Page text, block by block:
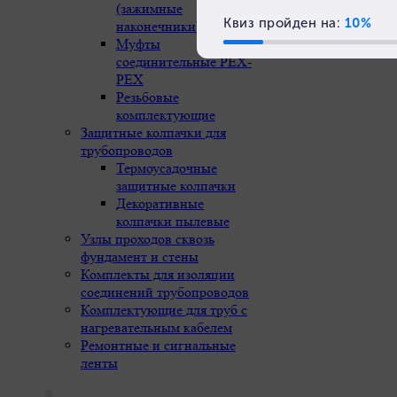
(зажимные
наконечники)
Муфты
соединительные РЕХ-
PEX
Резьбовые
комплектующие
Защитные колпачки для
трубопроводов
Термоусадочные
защитные колпачки
Декоративные
колпачки пылевые
Узлы проходов сквозь
фундамент и стены
Комплекты для изоляции
соединений трубопроводов
Комплектующие для труб с
нагревательным кабелем
Ремонтные и сигнальные
ленты
Новости